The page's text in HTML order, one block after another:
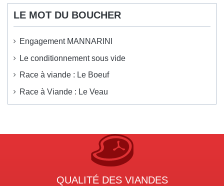
LE MOT DU BOUCHER
Engagement MANNARINI
Le conditionnement sous vide
Race à viande : Le Boeuf
Race à Viande : Le Veau
QUALITÉ DES VIANDES